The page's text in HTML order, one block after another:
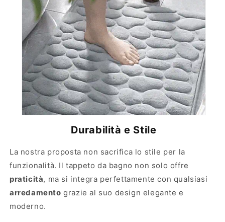
Durabilità e Stile
La nostra proposta non sacrifica lo stile per la
funzionalità. Il tappeto da bagno non solo offre
praticità, ma si integra perfettamente con qualsiasi
arredamento grazie al suo design elegante e
moderno.